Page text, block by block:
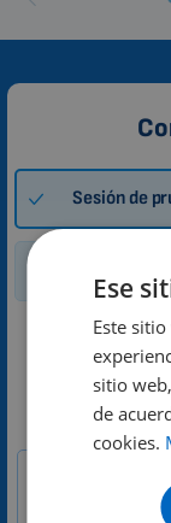
Sesión de
1-
Su mensaje
Ese
Este
sitio
de
cookies.